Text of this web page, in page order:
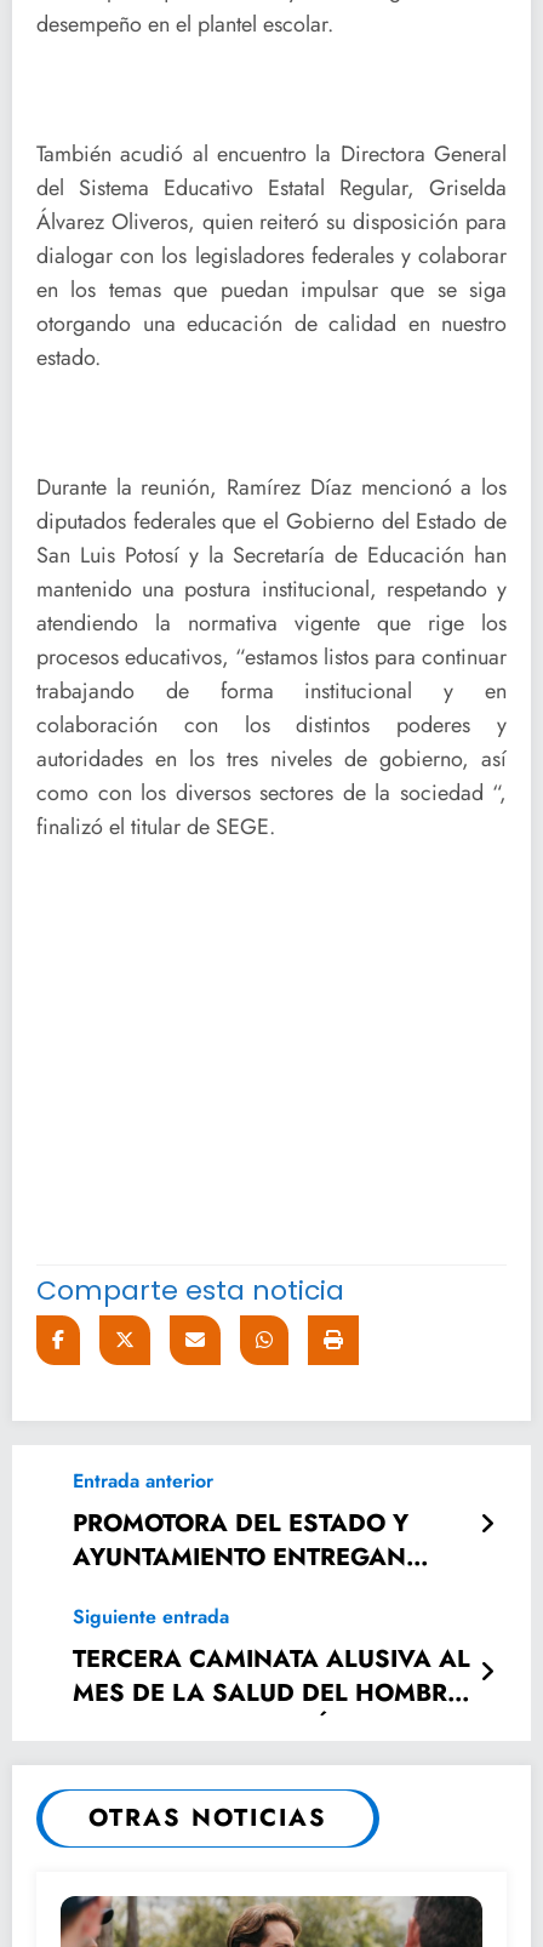
desempeño en el plantel escolar.
También acudió al encuentro la Directora General
del Sistema Educativo Estatal Regular, Griselda
Álvarez Oliveros, quien reiteró su disposición para
dialogar con los legisladores federales y colaborar
en los temas que puedan impulsar que se siga
otorgando una educación de calidad en nuestro
estado.
Durante la reunión, Ramírez Díaz mencionó a los
diputados federales que el Gobierno del Estado de
San Luis Potosí y la Secretaría de Educación han
mantenido una postura institucional, respetando y
atendiendo la normativa vigente que rige los
procesos educativos, “estamos listos para continuar
trabajando de forma institucional y en
colaboración con los distintos poderes y
autoridades en los tres niveles de gobierno, así
como con los diversos sectores de la sociedad “,
finalizó el titular de SEGE.
Comparte esta noticia
Entrada anterior
PROMOTORA DEL ESTADO Y
AYUNTAMIENTO ENTREGAN
Siguiente entrada
TERCERA CAMINATA ALUSIVA AL
MES DE LA SALUD DEL HOMBRE
REALIZA JURISDICCIÓN
SANITARIA 7
OTRAS NOTICIAS